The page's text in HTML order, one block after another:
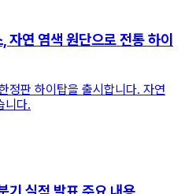
자연 염색 원단으로 전통 하이
정판 하이탑을 출시합니다. 자연
니다.